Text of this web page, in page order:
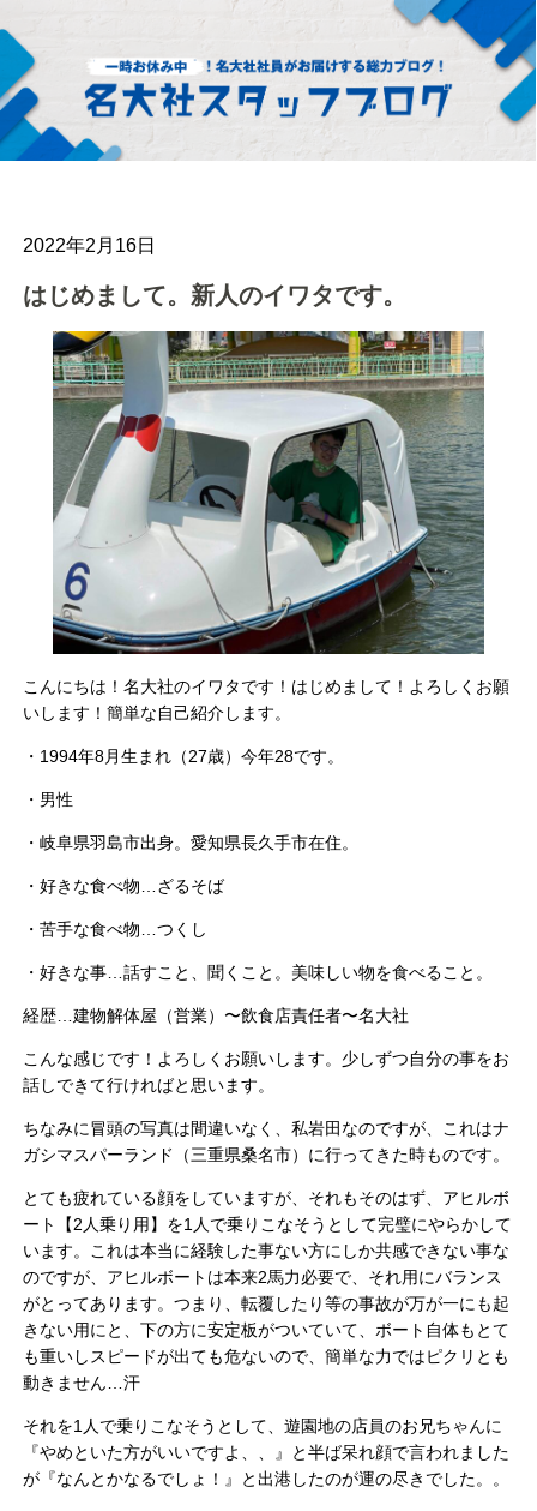
2022年2月16日
はじめまして。新人のイワタです。
こんにちは！名大社のイワタです！はじめまして！よろしくお願
いします！簡単な自己紹介します。
・1994年8月生まれ（27歳）今年28です。
・男性
・岐阜県羽島市出身。愛知県長久手市在住。
・好きな食べ物…ざるそば
・苦手な食べ物…つくし
・好きな事…話すこと、聞くこと。美味しい物を食べること。
経歴…建物解体屋（営業）〜飲食店責任者〜名大社
こんな感じです！よろしくお願いします。少しずつ自分の事をお
話しできて行ければと思います。
ちなみに冒頭の写真は間違いなく、私岩田なのですが、これはナ
ガシマスパーランド（三重県桑名市）に行ってきた時ものです。
とても疲れている顔をしていますが、それもそのはず、アヒルボ
ート【2人乗り用】を1人で乗りこなそうとして完璧にやらかして
います。これは本当に経験した事ない方にしか共感できない事な
のですが、アヒルボートは本来2馬力必要で、それ用にバランス
がとってあります。つまり、転覆したり等の事故が万が一にも起
きない用にと、下の方に安定板がついていて、ボート自体もとて
も重いしスピードが出ても危ないので、簡単な力ではピクリとも
動きません…汗
それを1人で乗りこなそうとして、遊園地の店員のお兄ちゃんに
『やめといた方がいいですよ、、』と半ば呆れ顔で言われました
が『なんとかなるでしょ！』と出港したのが運の尽きでした。。